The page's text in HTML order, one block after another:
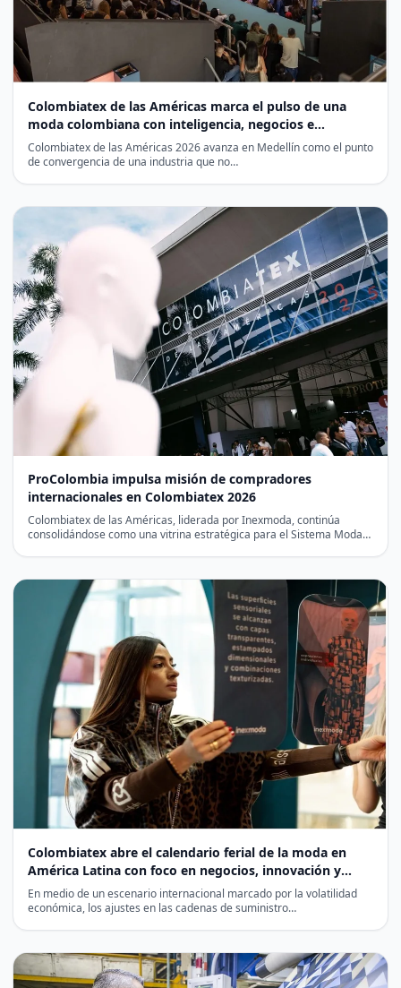
Colombiatex de las Américas marca el pulso de una
moda colombiana con inteligencia, negocios e
internacionalización
Colombiatex de las Américas 2026 avanza en Medellín como el punto
de convergencia de una industria que no…
ProColombia impulsa misión de compradores
internacionales en Colombiatex 2026
Colombiatex de las Américas, liderada por Inexmoda, continúa
consolidándose como una vitrina estratégica para el Sistema Moda
Colombiatex abre el calendario ferial de la moda en
América Latina con foco en negocios, innovación y
abastecimiento inteligente
En medio de un escenario internacional marcado por la volatilidad
económica, los ajustes en las cadenas de suministro…